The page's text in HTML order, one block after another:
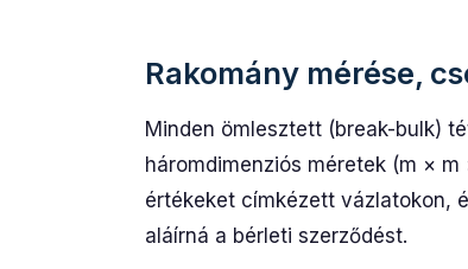
Rakomány mérése,
Minden ömlesztett (break-bulk)
háromdimenziós méretek (m ×
értékeket címkézett vázlatokon,
aláírná a bérleti szerződést.